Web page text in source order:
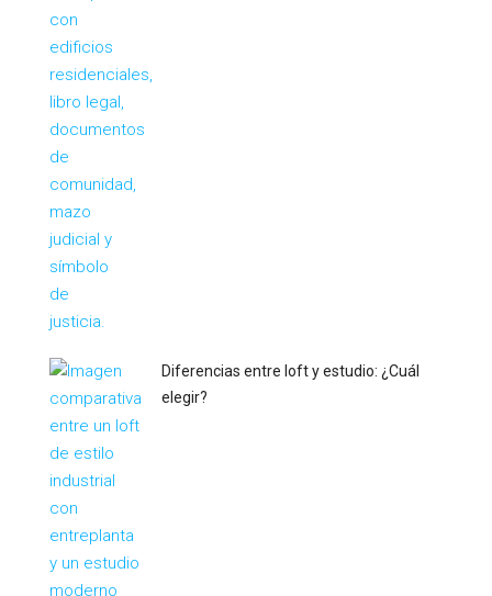
Diferencias entre loft y estudio: ¿Cuál
elegir?